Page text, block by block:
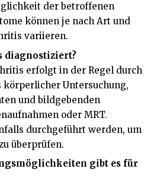
der betroffenen
können je nach Art und
variieren.
diagnostiziert?
erfolgt in der Regel durch
körperlicher Untersuchung,
und bildgebenden
oder MRT.
durchgeführt werden, um
überprüfen.
gibt es für